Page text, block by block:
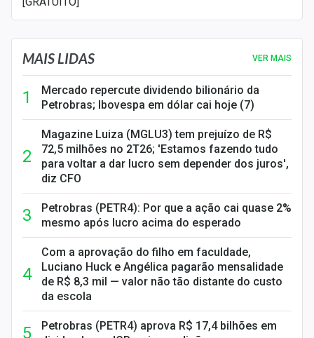
MAIS LIDAS VER MAIS
Mercado repercute dividendo bilionário da
Petrobras; Ibovespa em dólar cai hoje (7)
Magazine Luiza (MGLU3) tem prejuízo de R$
72,5 milhões no 2T26; 'Estamos fazendo tudo
para voltar a dar lucro sem depender dos juros',
diz CFO
Petrobras (PETR4): Por que a ação cai quase 2%
mesmo após lucro acima do esperado
Com a aprovação do filho em faculdade,
Luciano Huck e Angélica pagarão mensalidade
de R$ 8,3 mil — valor não tão distante do custo
da escola
Petrobras (PETR4) aprova R$ 17,4 bilhões em